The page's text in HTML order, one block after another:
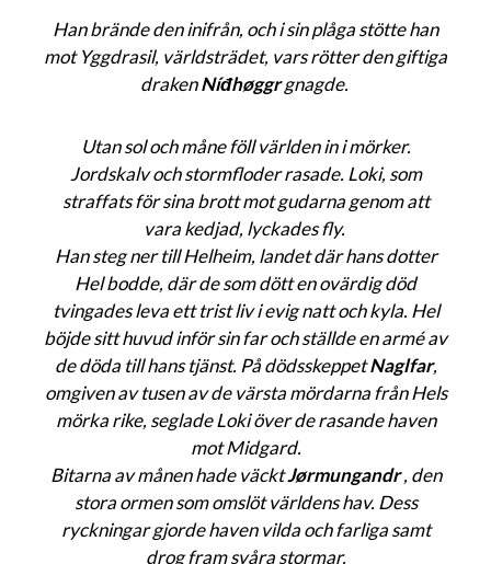
Han brände den inifrån, och i sin plåga stötte han
mot Yggdrasil, världsträdet, vars rötter den giftiga
drakenNíđhøggrgnagde.
Utan sol och måne föll världen in i mörker.
Jordskalv och stormfloder rasade. Loki, som
straffats för sina brott mot gudarna genom att
vara kedjad, lyckades fly.
Han steg ner till Helheim, landet där hans dotter
Hel bodde, där de som dött en ovärdig död
tvingades leva ett trist liv i evig natt och kyla. Hel
böjde sitt huvud inför sin far och ställde en armé av
de döda till hans tjänst. På dödsskeppetNaglfar,
omgiven av tusen av de värsta mördarna från Hels
mörka rike, seglade Loki över de rasande haven
mot Midgard.
Bitarna av månen hade väcktJørmungandr, den
stora ormen som omslöt världens hav. Dess
ryckningar gjorde haven vilda och farliga samt
drog fram svåra stormar.